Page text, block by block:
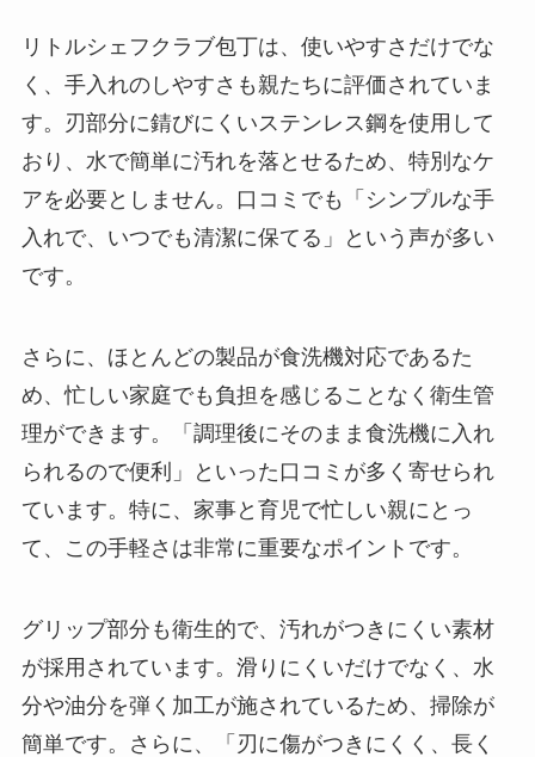
リトルシェフクラブ包丁は、使いやすさだけでな
く、手入れのしやすさも親たちに評価されていま
す。刃部分に錆びにくいステンレス鋼を使用して
おり、水で簡単に汚れを落とせるため、特別なケ
アを必要としません。口コミでも「シンプルな手
入れで、いつでも清潔に保てる」という声が多い
です。
さらに、ほとんどの製品が食洗機対応であるた
め、忙しい家庭でも負担を感じることなく衛生管
理ができます。「調理後にそのまま食洗機に入れ
られるので便利」といった口コミが多く寄せられ
ています。特に、家事と育児で忙しい親にとっ
て、この手軽さは非常に重要なポイントです。
グリップ部分も衛生的で、汚れがつきにくい素材
が採用されています。滑りにくいだけでなく、水
分や油分を弾く加工が施されているため、掃除が
簡単です。さらに、「刃に傷がつきにくく、長く